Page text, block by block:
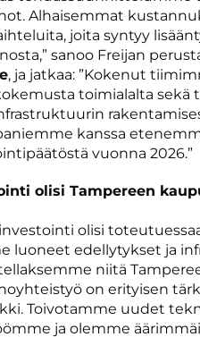
Alhaisemmat
joita syntyy
sanoo Freijan
, ja jatkaa: ”Kokenut
toimialalta sekä
kanssa
vuonna 2026.”
olisi Tampereen
investointi olisi
luoneet edellytykset ja
niitä
on erityisen
Toivotamme uudet
ja olemme